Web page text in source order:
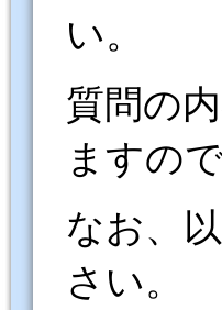
い。
質問の
ますの
なお、
さい。